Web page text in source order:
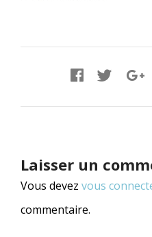
Laisser un
Vous devez vous
commentaire.